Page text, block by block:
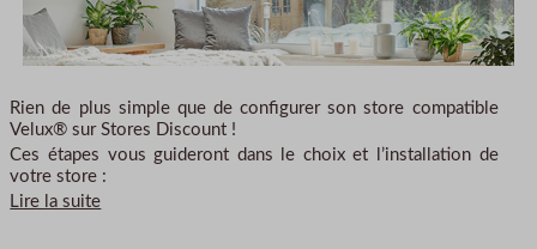
Rien de plus simple que de configurer son store compatible
Velux® sur Stores Discount !
Ces étapes vous guideront dans le choix et l’installation de
votre store :
Lire la suite